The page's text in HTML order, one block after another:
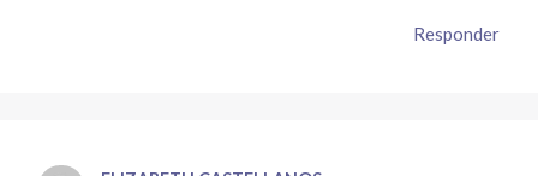
Responder